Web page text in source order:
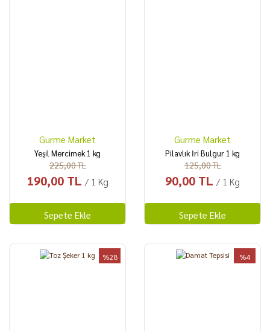
Gurme Market
Yeşil Mercimek 1 kg
225,00 TL
190,00 TL / 1 Kg
Sepete Ekle
Gurme Market
Pilavlık İri Bulgur 1 kg
125,00 TL
90,00 TL / 1 Kg
Sepete Ekle
%28 %4